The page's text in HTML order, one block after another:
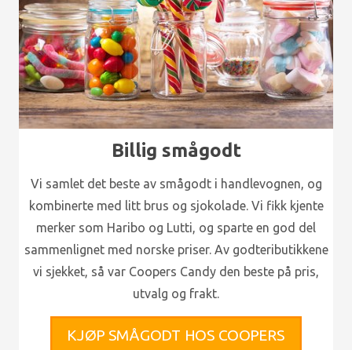
Billig smågodt
Vi samlet det beste av smågodt i handlevognen, og
kombinerte med litt brus og sjokolade. Vi fikk kjente
merker som Haribo og Lutti, og sparte en god del
sammenlignet med norske priser. Av godteributikkene
vi sjekket, så var Coopers Candy den beste på pris,
utvalg og frakt.
KJØP SMÅGODT HOS COOPERS